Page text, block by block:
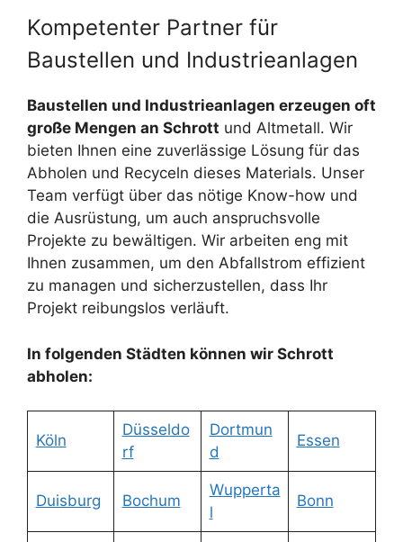
Kompetenter Partner für
Baustellen und Industrieanlagen
Baustellen und Industrieanlagen erzeugen oft
große Mengen an Schrott und Altmetall. Wir
bieten Ihnen eine zuverlässige Lösung für das
Abholen und Recyceln dieses Materials. Unser
Team verfügt über das nötige Know-how und
die Ausrüstung, um auch anspruchsvolle
Projekte zu bewältigen. Wir arbeiten eng mit
Ihnen zusammen, um den Abfallstrom effizient
zu managen und sicherzustellen, dass Ihr
Projekt reibungslos verläuft.
In folgenden Städten können wir Schrott
abholen:
Köln
Düsseldo
rf
Dortmun
d
Essen
Duisburg Bochum
Wupperta
l
Bonn